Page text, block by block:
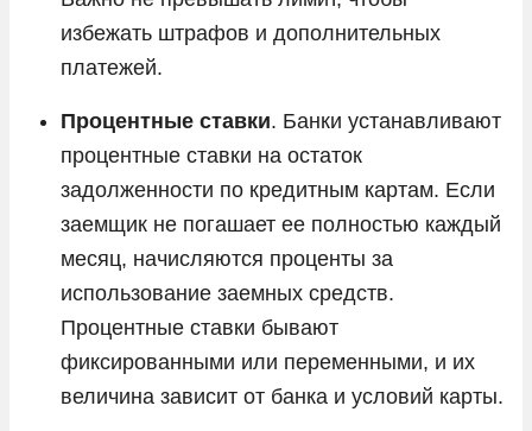
избежать штрафов и дополнительных
платежей.
Процентные ставки. Банки устанавливают
процентные ставки на остаток
задолженности по кредитным картам. Если
заемщик не погашает ее полностью каждый
месяц, начисляются проценты за
использование заемных средств.
Процентные ставки бывают
фиксированными или переменными, и их
величина зависит от банка и условий карты.